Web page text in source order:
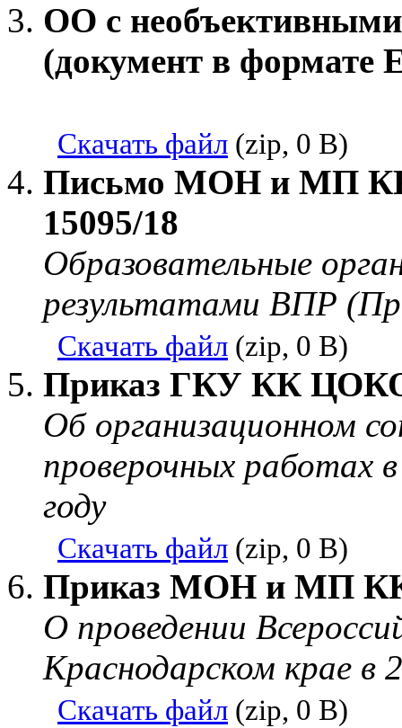
ОО с
(документ в формате
Скачать файл (zip, 0 B)
Письмо МОН и МП КК
15095/18
Образовательные
результатами ВПР
Скачать файл (zip, 0 B)
Приказ ГКУ КК ЦОКО
Об организационном
проверочных работах
году
Скачать файл (zip, 0 B)
Приказ МОН и МП КК
О проведении
Краснодарском крае в
Скачать файл (zip, 0 B)